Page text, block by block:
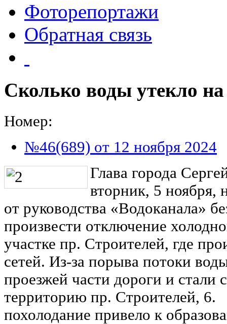
Фоторепортажи
Обратная связь
Сколько воды утекло на
Номер:
№46(689) от 12 ноября 2024
Глава города
вторник, 5 ноября,
от руководства «Водоканала»
произвести отключение
участке пр. Строителей, где
сетей. Из-за порыва потоки
проезжей части дороги и стали
территорию пр. Строителей,
похолодание привело к